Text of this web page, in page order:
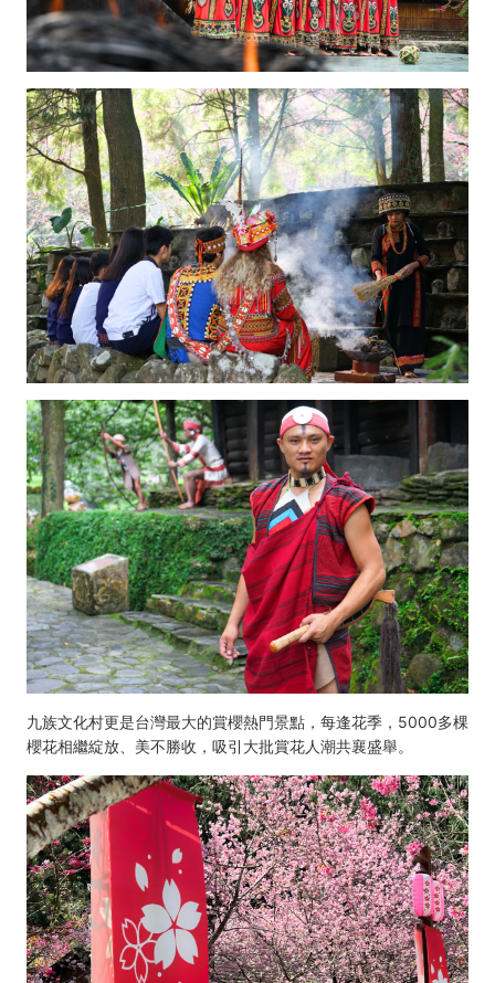
九族文化村更是台灣最大的賞櫻熱門景點，每逢花季，5000多棵
櫻花相繼綻放、美不勝收，吸引大批賞花人潮共襄盛舉。